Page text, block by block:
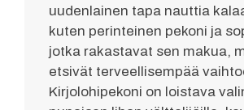
uudenlainen tapa nauttia
kuten perinteinen pekoni ja
jotka rakastavat sen makua,
etsivät terveellisempää
Kirjolohipekoni on loistava